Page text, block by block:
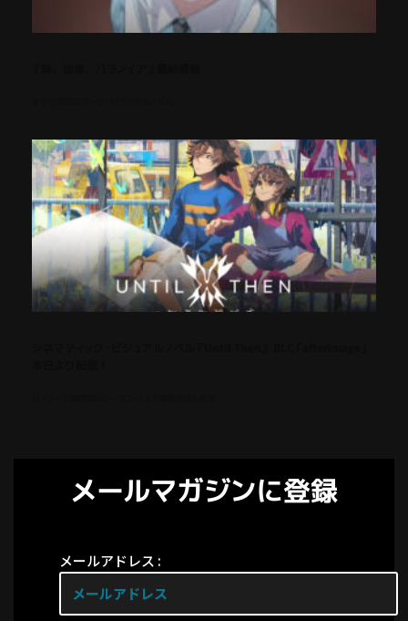
メールマガジンに登録
メールアドレス :